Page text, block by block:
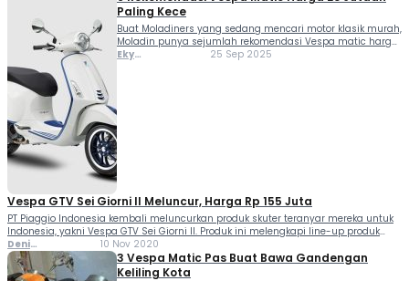
Paling Kece
Buat Moladiners yang sedang mencari motor klasik murah,
Moladin punya sejumlah rekomendasi Vespa matic harga
20 jutaan nih! Identitas ikonik dari Vespa, yakni dengan
Eky
25 Sep 2025
Vespa GTV Sei Giorni II Meluncur, Harga Rp 155 Juta
PT Piaggio Indonesia kembali meluncurkan produk skuter teranyar mereka untuk
Indonesia, yakni Vespa GTV Sei Giorni II. Produk ini melengkapi line-up produk
terbaru Piaggio sepanjang tahun 2020. Setelah sebelumnya meluncurkan Vespa
Primavera Sean Wotherspoon, Sprint serta GTS 300 HPE Racing...
Deni
Ferlindungan
10 Nov 2020
3 Vespa Matic Pas Buat Bawa Gandengan
Keliling Kota